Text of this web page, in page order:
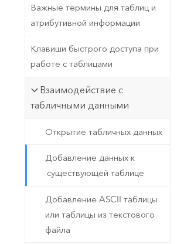
Фундаментальная
ГИС и картографии
Технология Developer
Создание
пространственного
Все продукты
Важные термины для таблиц и
атрибутивной информации
Клавиши быстрого доступа при
работе с таблицами
Взаимодействие с
табличными данными
Открытие табличных данных
Добавление данных к
существующей таблице
Добавление ASCII таблицы
или таблицы из текстового
файла